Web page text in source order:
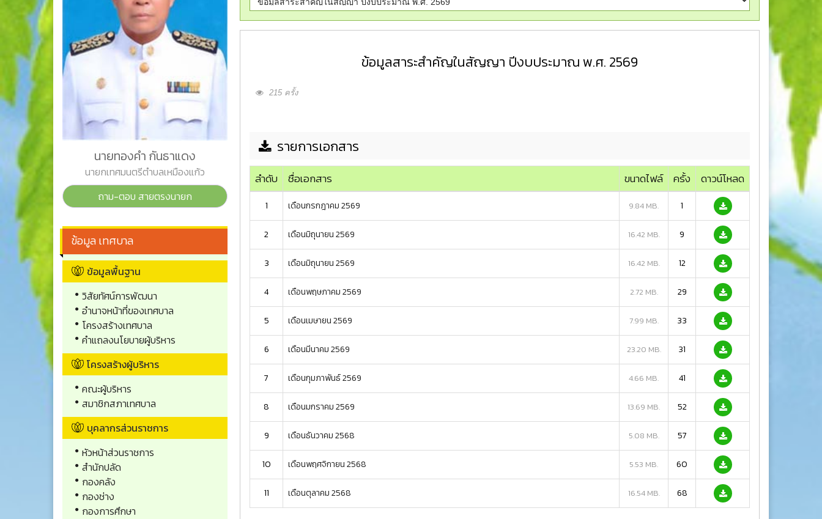
นายทองคำ กันธาแดง
นายกเทศมนตรีตำบลเหมืองแก้ว
ถาม-ตอบ สายตรงนายก
ข้อมูล เทศบาล
ข้อมูลพื้นฐาน
วิสัยทัศน์การพัฒนา
อำนาจหน้าที่ของเทศบาล
โครงสร้างเทศบาล
คำแถลงนโยบายผู้บริหาร
โครงสร้างผู้บริหาร
คณะผู้บริหาร
สมาชิกสภาเทศบาล
บุคลากรส่วนราชการ
หัวหน้าส่วนราชการ
สำนักปลัด
กองคลัง
กองช่าง
กองการศึกษา
ข้อมูลสาระสำคัญในสัญญา ปีงบประมาณ พ.ศ. 2569
215 ครั้ง
รายการเอกสาร
ลำดับ ชื่อเอกสาร ขนาดไฟล์ ครั้ง ดาวน์โหลด
1 เดือนกรกฎาคม 2569 9.84 MB. 1
2 เดือนมิถุนายน 2569 16.42 MB. 9
3 เดือนมิถุนายน 2569 16.42 MB. 12
4 เดือนพฤษภาคม 2569 2.72 MB. 29
5 เดือนเมษายน 2569 7.99 MB. 33
6 เดือนมีนาคม 2569 23.20 MB. 31
7 เดือนกุมภาพันธ์ 2569 4.66 MB. 41
8 เดือนมกราคม 2569 13.69 MB. 52
9 เดือนธันวาคม 2568 5.08 MB. 57
10 เดือนพฤศจิกายน 2568 5.53 MB. 60
11 เดือนตุลาคม 2568 16.54 MB. 68